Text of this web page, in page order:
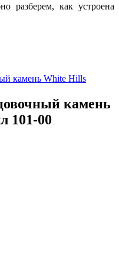
разберем, как устроена
камень White Hills
камень
101-00